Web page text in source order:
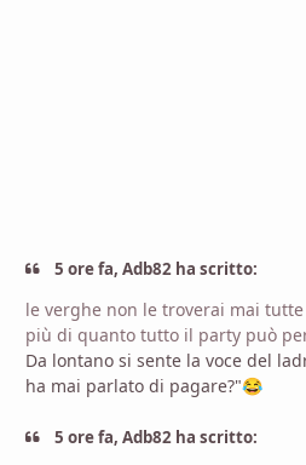
5 ore fa, Adb82 ha scritto:
le verghe non le troverai mai
più di quanto tutto il party può
Da lontano si sente la voce del
ha mai parlato di pagare?"😂
5 ore fa, Adb82 ha scritto: